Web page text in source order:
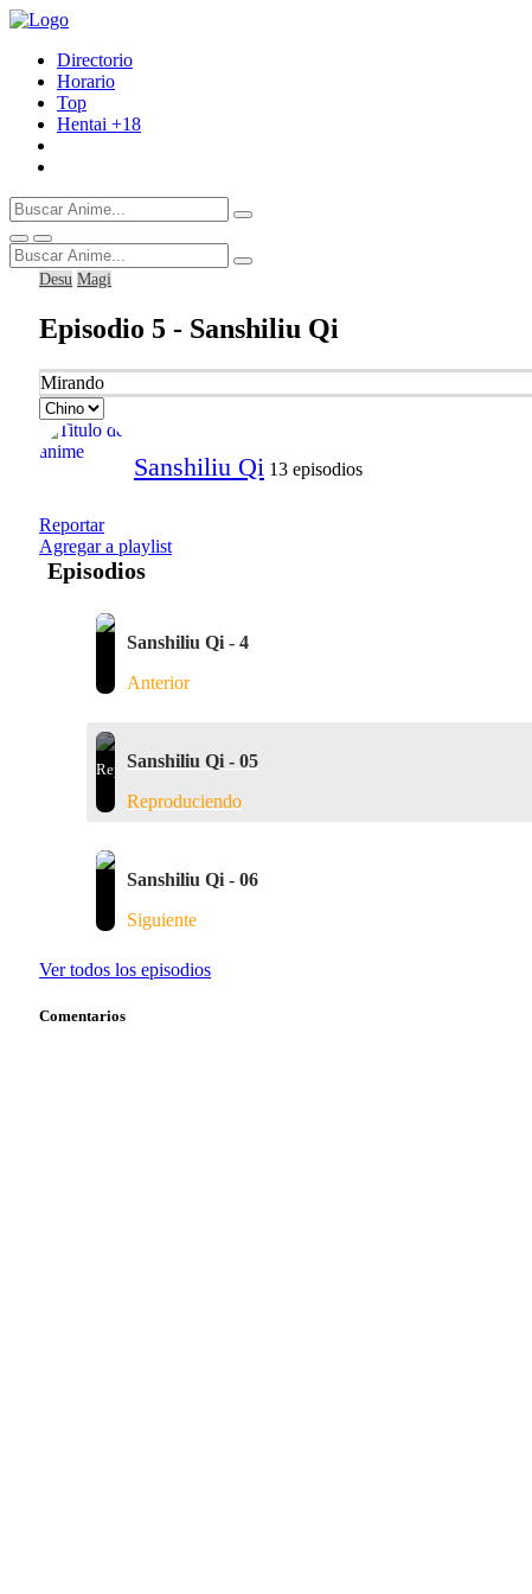
Directorio
Horario
Top
Hentai +18
Desu Magi
Episodio 5 - Sanshiliu Qi
Mirando
Sanshiliu Qi 13 episodios
Reportar
Agregar a playlist
Episodios
Sanshiliu Qi - 4
Anterior
Sanshiliu Qi - 05
Reproduciendo
Sanshiliu Qi - 06
Siguiente
Ver todos los episodios
Comentarios